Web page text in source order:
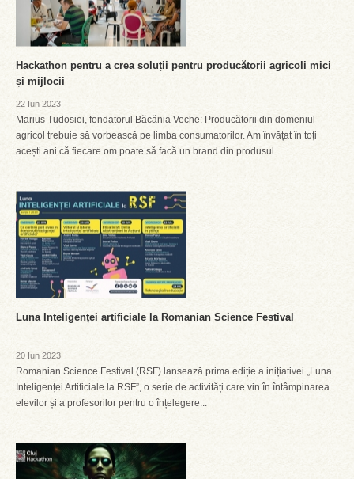
Hackathon pentru a crea soluții pentru producătorii agricoli mici
și mijlocii
22 Iun 2023
Marius Tudosiei, fondatorul Băcănia Veche: Producătorii din domeniul
agricol trebuie să vorbească pe limba consumatorilor. Am învățat în toți
acești ani că fiecare om poate să facă un brand din produsul...
Luna Inteligenței artificiale la Romanian Science Festival
20 Iun 2023
Romanian Science Festival (RSF) lansează prima ediție a inițiativei „Luna
Inteligenței Artificiale la RSF”, o serie de activități care vin în întâmpinarea
elevilor și a profesorilor pentru o înțelegere...